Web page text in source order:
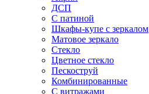
ДСП
С патиной
Шкафы-купе с зеркалом
Матовое зеркало
Стекло
Цветное стекло
Пескоструй
Комбинированные
С витражами